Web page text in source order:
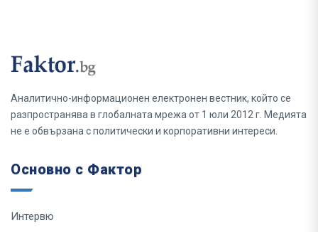
Аналитично-информационен електронен вестник, който се
разпространява в глобалната мрежа от 1 юли 2012 г. Медията
не е обвързана с политически и корпоративни интереси.
Основно с Фактор
Интервю